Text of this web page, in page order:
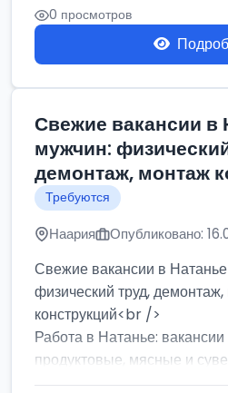
0 просмотров
Свежие вакансии в
мужчин:
демонтаж, монтаж
Требуются
Наария Опубликовано:
Свежие вакансии в
физический труд,
конструкций<br />
Работа в Натанье:
продуктовые, мясные и
Разнорабочий на сборку м...